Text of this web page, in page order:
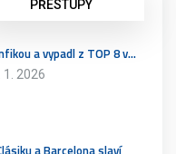
PŘESTUPY
a vypadl z TOP 8 v…
1. 2026
a Barcelona slaví